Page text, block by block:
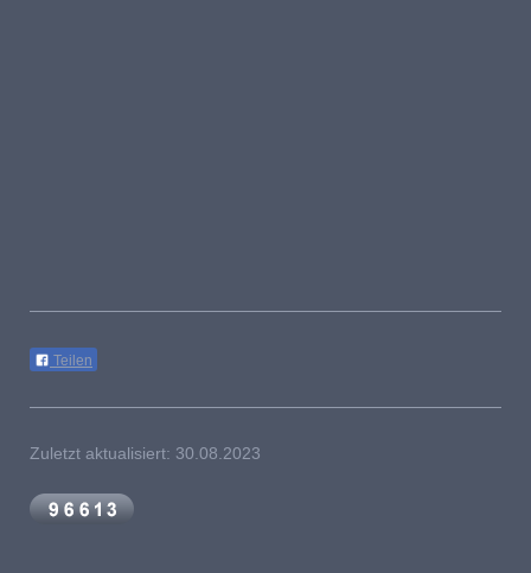
Teilen
Zuletzt aktualisiert: 30.08.2023